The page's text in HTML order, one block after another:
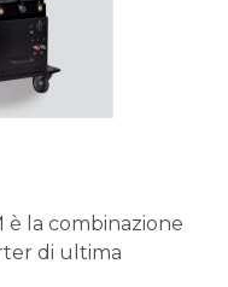
è la combinazione
di ultima